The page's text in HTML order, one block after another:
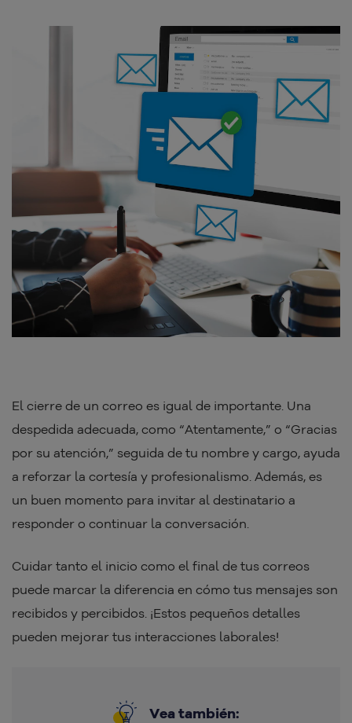
El cierre de un correo es igual de importante. Una
despedida adecuada, como “Atentamente,” o “Gracias
por su atención,” seguida de tu nombre y cargo, ayuda
a reforzar la cortesía y profesionalismo. Además, es
un buen momento para invitar al destinatario a
responder o continuar la conversación.
Cuidar tanto el inicio como el final de tus correos
puede marcar la diferencia en cómo tus mensajes son
recibidos y percibidos. ¡Estos pequeños detalles
pueden mejorar tus interacciones laborales!
Vea también: